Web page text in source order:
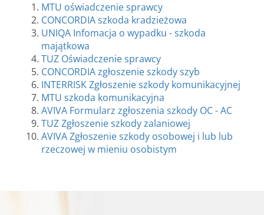
MTU oświadczenie sprawcy
CONCORDIA szkoda kradzieżowa
UNIQA Infomacja o wypadku - szkoda
majątkowa
TUZ Oświadczenie sprawcy
CONCORDIA zgłoszenie szkody szyb
INTERRISK Zgłoszenie szkody komunikacyjnej
MTU szkoda komunikacyjna
AVIVA Formularz zgłoszenia szkody OC - AC
TUZ Zgłoszenie szkody zalaniowej
AVIVA Zgłoszenie szkody osobowej i lub lub
rzeczowej w mieniu osobistym